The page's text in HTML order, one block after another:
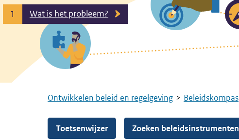
1 Wat is het probleem?
Kruimelpad
Ontwikkelen beleid en regelgeving Beleidskompas
Toetsenwijzer Zoeken beleidsinstrumenten